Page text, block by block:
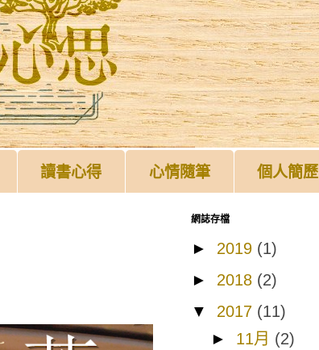
讀書心得 心情隨筆 個人簡歷
網誌存檔
► 2019 (1)
► 2018 (2)
▼ 2017 (11)
► 11月 (2)